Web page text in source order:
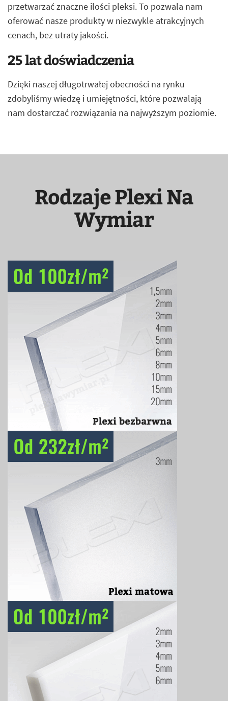
przetwarzać znaczne ilości pleksi. To pozwala nam
oferować nasze produkty w niezwykle atrakcyjnych
cenach, bez utraty jakości.
25 lat doświadczenia
Dzięki naszej długotrwałej obecności na rynku
zdobyliśmy wiedzę i umiejętności, które pozwalają
nam dostarczać rozwiązania na najwyższym poziomie.
Rodzaje Plexi Na
Wymiar